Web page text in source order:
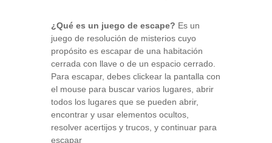
¿Qué es un juego de escape? Es un
juego de resolución de misterios cuyo
propósito es escapar de una habitación
cerrada con llave o de un espacio cerrado.
Para escapar, debes clickear la pantalla con
el mouse para buscar varios lugares, abrir
todos los lugares que se pueden abrir,
encontrar y usar elementos ocultos,
resolver acertijos y trucos, y continuar para
escapar